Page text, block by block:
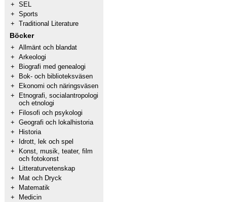
+ SEL
+ Sports
+ Traditional Literature
Böcker
+ Allmänt och blandat
+ Arkeologi
+
Biografi med genealogi
+
Bok- och biblioteksväsen
+
Ekonomi och näringsväsen
+
Etnografi, socialantropologi
och etnologi
+
Filosofi och psykologi
+ Geografi och lokalhistoria
+
Historia
+
Idrott, lek och spel
+
Konst, musik, teater, film
och fotokonst
+
Litteraturvetenskap
+
Mat och Dryck
+
Matematik
+
Medicin